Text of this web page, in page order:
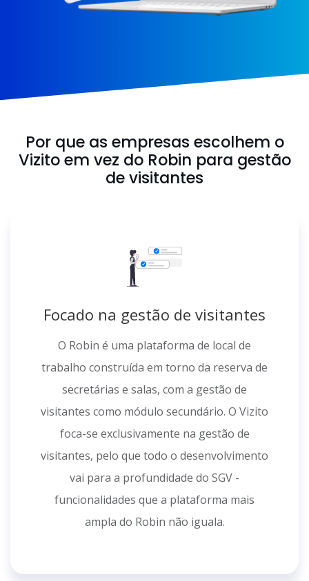
Por que as empresas escolhem o
Vizito em vez do Robin para gestão
de visitantes
Focado na gestão de visitantes
O Robin é uma plataforma de local de
trabalho construída em torno da reserva de
secretárias e salas, com a gestão de
visitantes como módulo secundário. O Vizito
foca-se exclusivamente na gestão de
visitantes, pelo que todo o desenvolvimento
vai para a profundidade do SGV -
funcionalidades que a plataforma mais
ampla do Robin não iguala.